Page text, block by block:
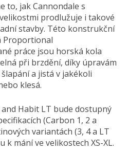
to, jak Cannondale s
prodlužuje i takové
stavby. Této konstrukční
Proportional
práce jsou horská kola
při brzdění, díky úpravám
a jistá v jakékoli
klesá.
Habit LT bude dostupný
(Carbon 1, 2 a
variantách (3, 4 a LT
k mání ve velikostech XS-XL.